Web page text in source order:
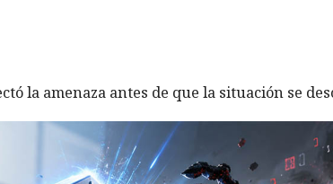
la amenaza antes de que la situación se